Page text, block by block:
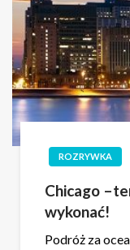
ROZRYWKA
Chicago
wykonać!
Podróż za